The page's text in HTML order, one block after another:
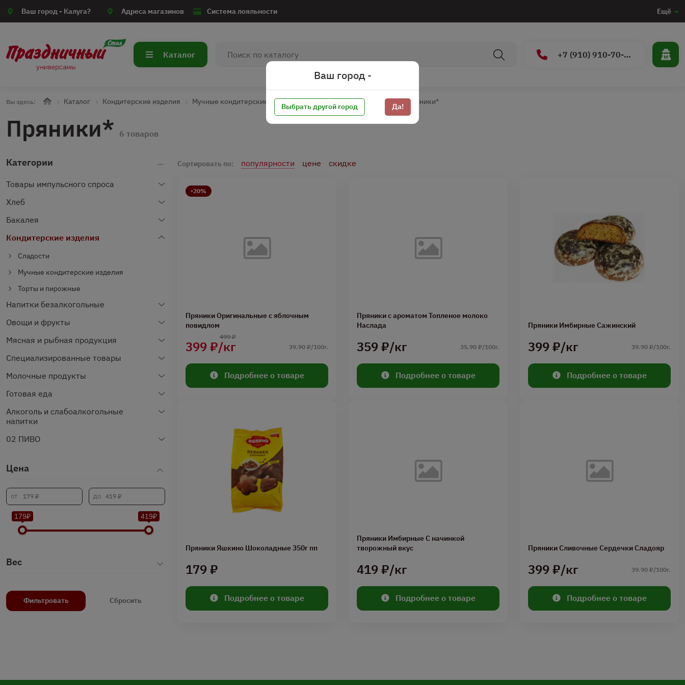
Ваш город - Калуга? Адреса магазинов Система лояльности Ещё
Каталог +7 (910) 910-70-15
Вы здесь: Каталог Кондитерские изделия Мучные кондитерские изделия Печенье/Вафли/Пряники Пряники*
Пряники* 6 товаров
Категории
Товары импульсного спроса
Хлеб
Бакалея
Кондитерские изделия
Сладости
Мучные кондитерские изделия
Торты и пирожные
Напитки безалкогольные
Овощи и фрукты
Мясная и рыбная продукция
Специализированные товары
Молочные продукты
Готовая еда
Алкоголь и слабоалкогольные
напитки
02 ПИВО
Цена
179₽ 419₽
Вес
Фильтровать Сбросить
Сортировать по: популярности цене скидке
-20%
Пряники Оригинальные с яблочным
повидлом
399 ₽/кг
499 ₽
39.90 ₽/100г.
Подробнее о товаре
Пряники с ароматом Топленое молоко
Наслада
359 ₽/кг 35.90 ₽/100г.
Подробнее о товаре
Пряники Имбирные Сажинский
399 ₽/кг 39.90 ₽/100г.
Подробнее о товаре
Пряники Яшкино Шоколадные 350г пп
179 ₽
Подробнее о товаре
Пряники Имбирные С начинкой
творожный вкус
419 ₽/кг
Подробнее о товаре
Пряники Сливочные Сердечки Сладояр
399 ₽/кг 39.90 ₽/100г.
Подробнее о товаре
Ваш город -
Выбрать другой город Да!